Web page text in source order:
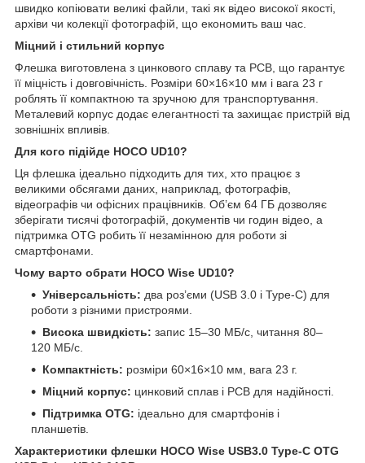
швидко копіювати великі файли, такі як відео високої якості,
архіви чи колекції фотографій, що економить ваш час.
Міцний і стильний корпус
Флешка виготовлена з цинкового сплаву та PCB, що гарантує
її міцність і довговічність. Розміри 60×16×10 мм і вага 23 г
роблять її компактною та зручною для транспортування.
Металевий корпус додає елегантності та захищає пристрій від
зовнішніх впливів.
Для кого підійде HOCO UD10?
Ця флешка ідеально підходить для тих, хто працює з
великими обсягами даних, наприклад, фотографів,
відеографів чи офісних працівників. Об’єм 64 ГБ дозволяє
зберігати тисячі фотографій, документів чи годин відео, а
підтримка OTG робить її незамінною для роботи зі
смартфонами.
Чому варто обрати HOCO Wise UD10?
Універсальність: два роз’єми (USB 3.0 і Type-C) для
роботи з різними пристроями.
Висока швидкість: запис 15–30 МБ/с, читання 80–
120 МБ/с.
Компактність: розміри 60×16×10 мм, вага 23 г.
Міцний корпус: цинковий сплав і PCB для надійності.
Підтримка OTG: ідеально для смартфонів і
планшетів.
Характеристики флешки HOCO Wise USB3.0 Type-C OTG